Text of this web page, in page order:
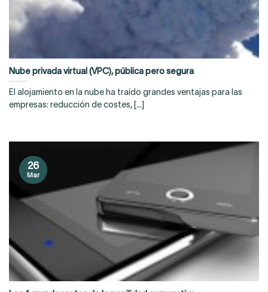
Nube privada virtual (VPC), pública pero segura
El alojamiento en la nube ha traído grandes ventajas para las
empresas: reducción de costes, [...]
26
Mar